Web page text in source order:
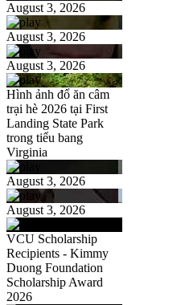
August 3, 2026
August 3, 2026
August 3, 2026
Hình ảnh đổ ăn câm
trại hè 2026 tại First
Landing State Park
trong tiểu bang
Virginia
August 3, 2026
August 3, 2026
VCU Scholarship
Recipients - Kimmy
Duong Foundation
Scholarship Award
2026